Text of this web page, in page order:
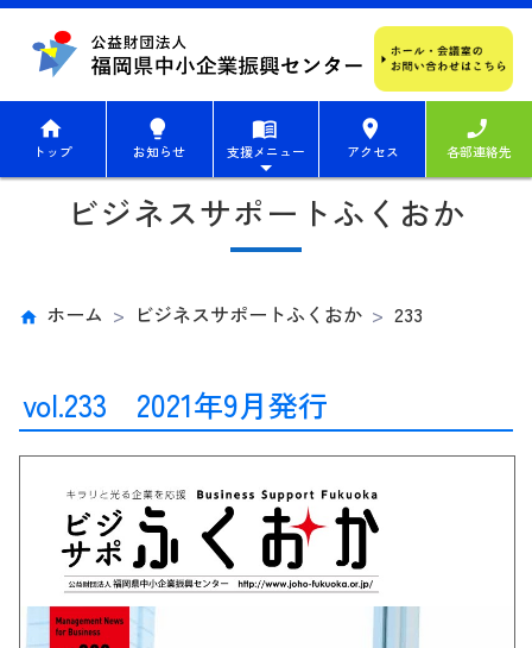
home
トップ
lightbulb
お知らせ
menu_book
支援メニュー
place
アクセス
phone_enabled
各部連絡先
ビジネスサポートふくおか
ホーム ビジネスサポートふくおか 233
vol.233 2021年9月発行